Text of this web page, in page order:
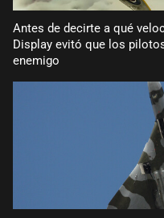
Antes de decirte a qué
Display evitó que los
enemigo